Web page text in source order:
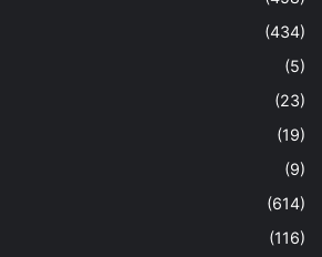
(434)
(5)
(23)
(19)
(9)
(614)
(116)